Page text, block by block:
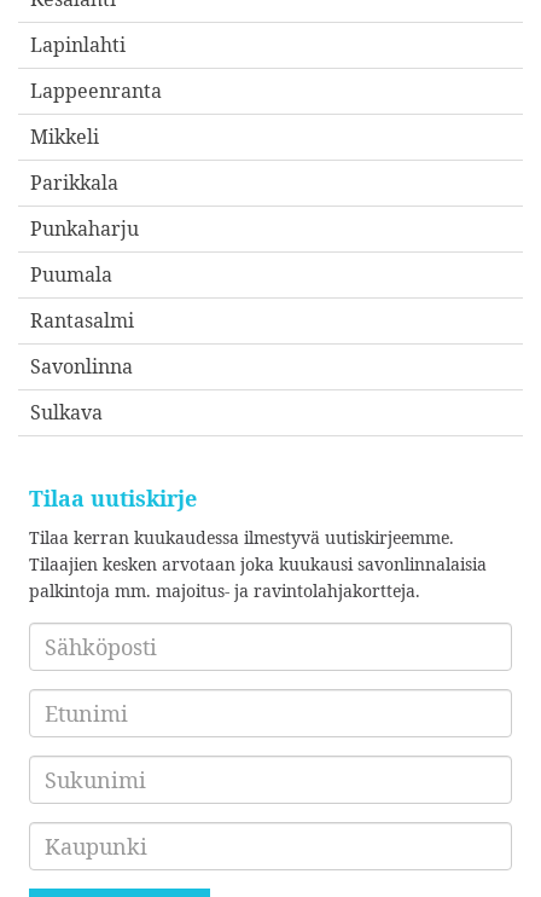
e
s
Lapinlahti
Lappeenranta
Mikkeli
Parikkala
Punkaharju
Puumala
Rantasalmi
Savonlinna
Sulkava
Tilaa uutiskirje
Tilaa kerran kuukaudessa ilmestyvä uutiskirjeemme.
Tilaajien kesken arvotaan joka kuukausi savonlinnalaisia
palkintoja mm. majoitus- ja ravintolahjakortteja.
Sähköposti
Etunimi
Sukunimi
Kaupunki